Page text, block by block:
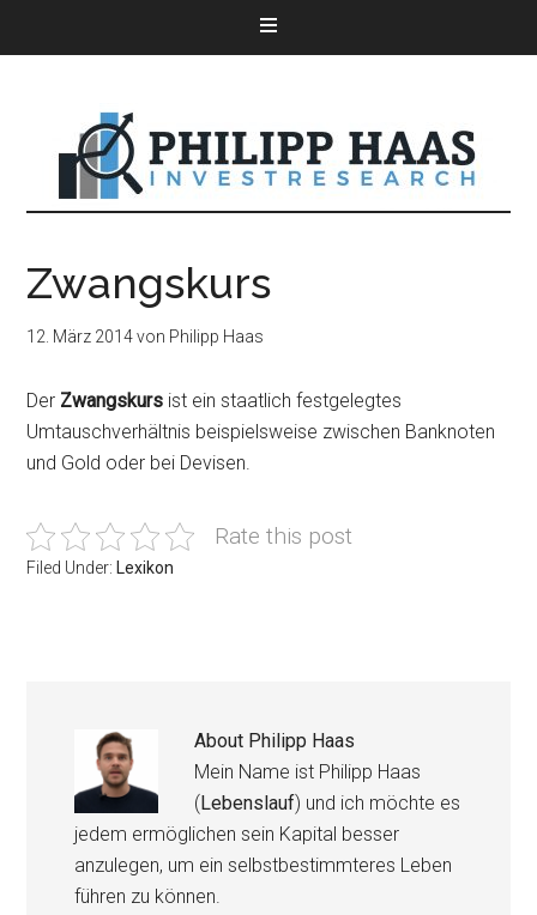
Zwangskurs
12. März 2014von Philipp Haas
Der Zwangskurs ist ein staatlich festgelegtes
Umtauschverhältnis beispielsweise zwischen Banknoten
und Gold oder bei Devisen.
Rate this post
Filed Under: Lexikon
About Philipp Haas
Mein Name ist Philipp Haas
(Lebenslauf) und ich möchte es
jedem ermöglichen sein Kapital besser
anzulegen, um ein selbstbestimmteres Leben
führen zu können.